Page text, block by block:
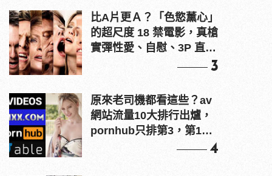
比A片更Ａ？「色慾薰心」
的超尺度 18 禁電影，真槍
實彈性愛、自慰、3P 直接
3
原來老司機都看這些？av
網站流量10大排行出爐，
pornhub只排第3，第1名
4